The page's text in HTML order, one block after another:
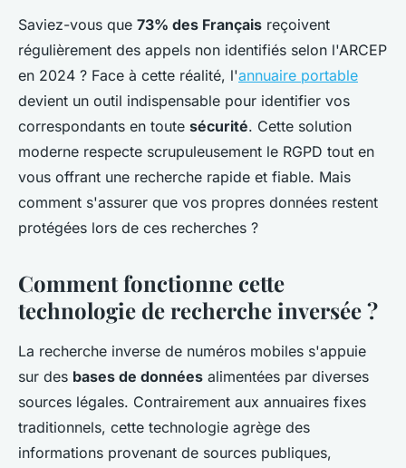
Saviez-vous que 73% des Français reçoivent
régulièrement des appels non identifiés selon l'ARCEP
en 2024 ? Face à cette réalité, l'annuaire portable
devient un outil indispensable pour identifier vos
correspondants en toute sécurité. Cette solution
moderne respecte scrupuleusement le RGPD tout en
vous offrant une recherche rapide et fiable. Mais
comment s'assurer que vos propres données restent
protégées lors de ces recherches ?
Comment fonctionne cette
technologie de recherche inversée ?
La recherche inverse de numéros mobiles s'appuie
sur des bases de données alimentées par diverses
sources légales. Contrairement aux annuaires fixes
traditionnels, cette technologie agrège des
informations provenant de sources publiques,